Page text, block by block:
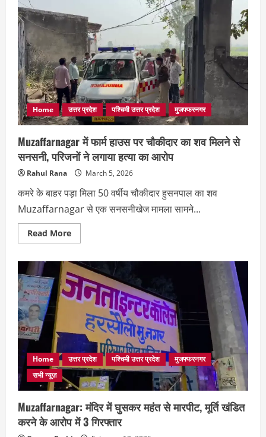
बदमाश
मुठभेड़,
‘बदमाशों
देवता’
प्रताप
गोली
लगने
से
घायल
Home उत्तर प्रदेश पश्चिमी उत्तर प्रदेश मुजफ्फरनगर
Muzaffarnagar में फार्म हाउस पर चौकीदार का शव मिलने से
सनसनी, परिजनों ने लगाया हत्या का आरोप
Rahul Rana March 5, 2026
कमरे के बाहर पड़ा मिला 50 वर्षीय चौकीदार हुसनपाल का शव
Muzaffarnagar से एक सनसनीखेज मामला सामने...
Read MoreRead
more
में
फार्म
हाउस
पर
चौकीदार
का
मिलने
से
सनसनी,
परिजनों
ने
लगाया
हत्या
का
आरोप
Home उत्तर प्रदेश पश्चिमी उत्तर प्रदेश
मुजफ्फरनगर
सभी न्यूज़
Muzaffarnagar: मंदिर में घुसकर महंत से मारपीट, मूर्ति खंडित
करने के आरोप में 3 गिरफ्तार